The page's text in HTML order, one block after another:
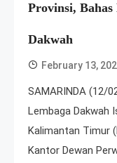
Provinsi,
Dakwah
February 13,
SAMARINDA (12/
Lembaga Dakwah
Kalimantan Timur
Kantor Dewan